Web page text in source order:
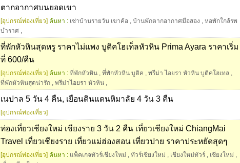
ตากอากาศบนยอดเขา
[อุปกรณ์ท่องเที่ยว] ค้นหา : เช่าบ้านรายวัน เขาค้อ , บ้านพักตากอากาศมือสอง , หอพักใกล้รพ
บำราศ ,
ที่พักหัวหินสุดหรู ราคาไม่แพง บูติคโฮเท็ลหัวหิน Prima Ayara ราคาเริ่ม
ที่ 600/คืน
[อุปกรณ์ท่องเที่ยว] ค้นหา : ที่พักหัวหิน , ที่พักหัวหิน บูติค , พรีม่า ไอยรา หัวหิน บูติคโฮเทล ,
ที่พักหัวหินสุดน่ารัก , พรีม่าไอยรา หัวหิน ,
เนปาล 5 วัน 4 คืน, เยือนดินแดนหิมาลัย 4 วัน 3 คืน
[อุปกรณ์ท่องเที่ยว]
ท่องเที่ยวเชียงใหม่ เชียงราย 3 วัน 2 คืน เที่ยวเชียงใหม่ ChiangMai
Travel เที่ยวเชียงราย เที่ยวแม่ฮ่องสอน เที่ยวปาย ราคาประหยัดสุดๆ
[อุปกรณ์ท่องเที่ยว] ค้นหา : แพ็คเกจทัวร์เชียงใหม่ , ทัวร์เชียงใหม่ , เชียงใหม่ทัวร์ , เชียงใหม่ ,